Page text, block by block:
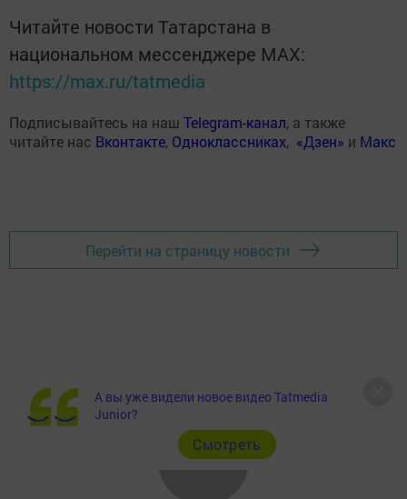
Читайте новости Татарстана в
национальном мессенджере MАХ:
https://max.ru/tatmedia
Подписывайтесь на наш Telegram-канал, а также
читайте нас Вконтакте, Одноклассниках, «Дзен» и Макс
Перейти на страницу новости
А вы уже видели новое видео Tatmedia
Junior?
Cмотреть